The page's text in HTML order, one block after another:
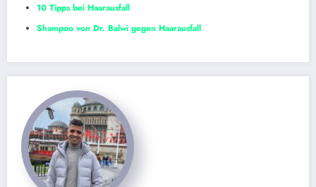
10 Tipps bei Haarausfall
Shampoo von Dr. Balwi gegen Haarausfall